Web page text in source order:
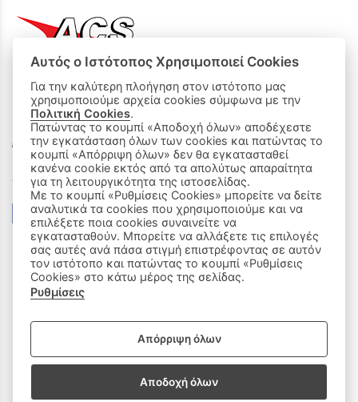
ΟΙ ΑΓΟΡΕΣ ΜΟΥ
Καλάθι Αγορών
Δεχόμαστε όλες τις πιστωτικές κάρτες:
Sitemap/Login
Αυτός ο Ιστότοπος Χρησιμοποιεί Cookies
Για την καλύτερη πλοήγηση στον ιστότοπο μας
χρησιμοποιούμε αρχεία cookies σύμφωνα με την
Πολιτική Cookies.
Πατώντας το κουμπί «Αποδοχή όλων» αποδέχεστε
την εγκατάσταση όλων των cookies και πατώντας το
κουμπί «Απόρριψη όλων» δεν θα εγκατασταθεί
κανένα cookie εκτός από τα απολύτως απαραίτητα
για τη λειτουργικότητα της ιστοσελίδας.
Με το κουμπί «Ρυθμίσεις Cookies» μπορείτε να δείτε
αναλυτικά τα cookies που χρησιμοποιούμε και να
επιλέξετε ποια cookies συναινείτε να
εγκατασταθούν. Μπορείτε να αλλάξετε τις επιλογές
σας αυτές ανά πάσα στιγμή επιστρέφοντας σε αυτόν
τον ιστότοπο και πατώντας το κουμπί «Ρυθμίσεις
Cookies» στο κάτω μέρος της σελίδας.
Ρυθμίσεις
Απόρριψη όλων
Αποδοχή όλων